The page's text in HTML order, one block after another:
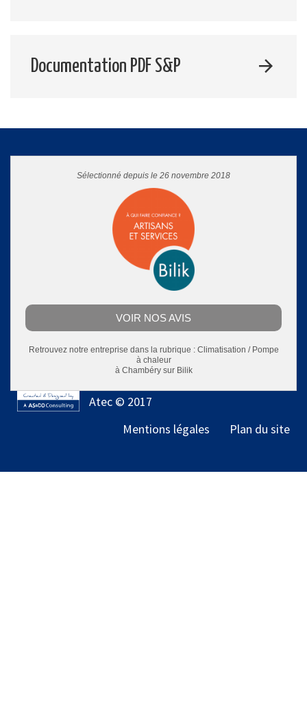
Documentation PDF S&P
Sélectionné depuis le 26 novembre 2018
VOIR NOS AVIS
Retrouvez notre entreprise dans la rubrique : Climatisation / Pompe
à chaleur
à Chambérysur Bilik
Atec © 2017
Mentions légales
Plan du site